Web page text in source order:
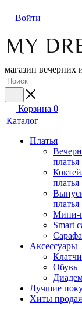
Войти
магазин вечерних
Корзина 0
Каталог
Платья
платья
платья
платья
Мини-
Smart
Аксессуары
Клатчи
Обувь
Лучшие
Хиты